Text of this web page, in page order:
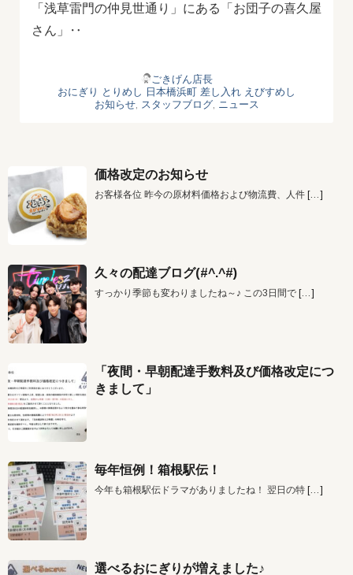
「浅草雷門の仲見世通り」にある「お団子の喜久屋
さん」‥
ごきげん店長
おにぎり とりめし 日本橋浜町 差し入れ えびすめし
お知らせ, スタッフブログ, ニュース
価格改定のお知らせ
お客様各位 昨今の原材料価格および物流費、人件 […]
久々の配達ブログ(#^.^#)
すっかり季節も変わりましたね～♪ この3日間で […]
「夜間・早朝配達手数料及び価格改定につ
きまして」
毎年恒例！箱根駅伝！
今年も箱根駅伝ドラマがありましたね！ 翌日の特 […]
選べるおにぎりが増えました♪